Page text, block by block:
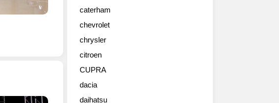
caterham
chevrolet
chrysler
citroen
CUPRA
dacia
daihatsu